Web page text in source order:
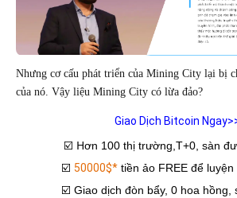
Nhưng cơ cấu phát triển của Mining City lại bị
của nó. Vậy liệu Mining City có lừa đảo?
Giao Dịch Bitcoin
☑️ Hơn 100 thị trường,T+0, sàn
☑️ 50000$* tiền ảo FREE để
☑️ Giao dịch đòn bẩy, 0 hoa hồng,